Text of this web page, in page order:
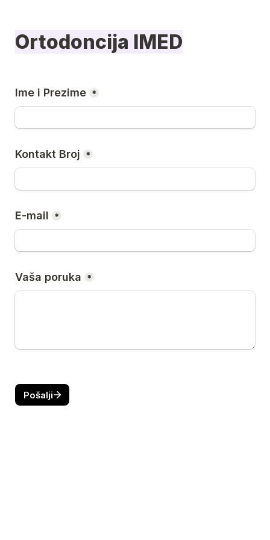
Ortodoncija IMED
Ime i Prezime *
Kontakt Broj *
E-mail *
Vaša poruka *
Pošalji